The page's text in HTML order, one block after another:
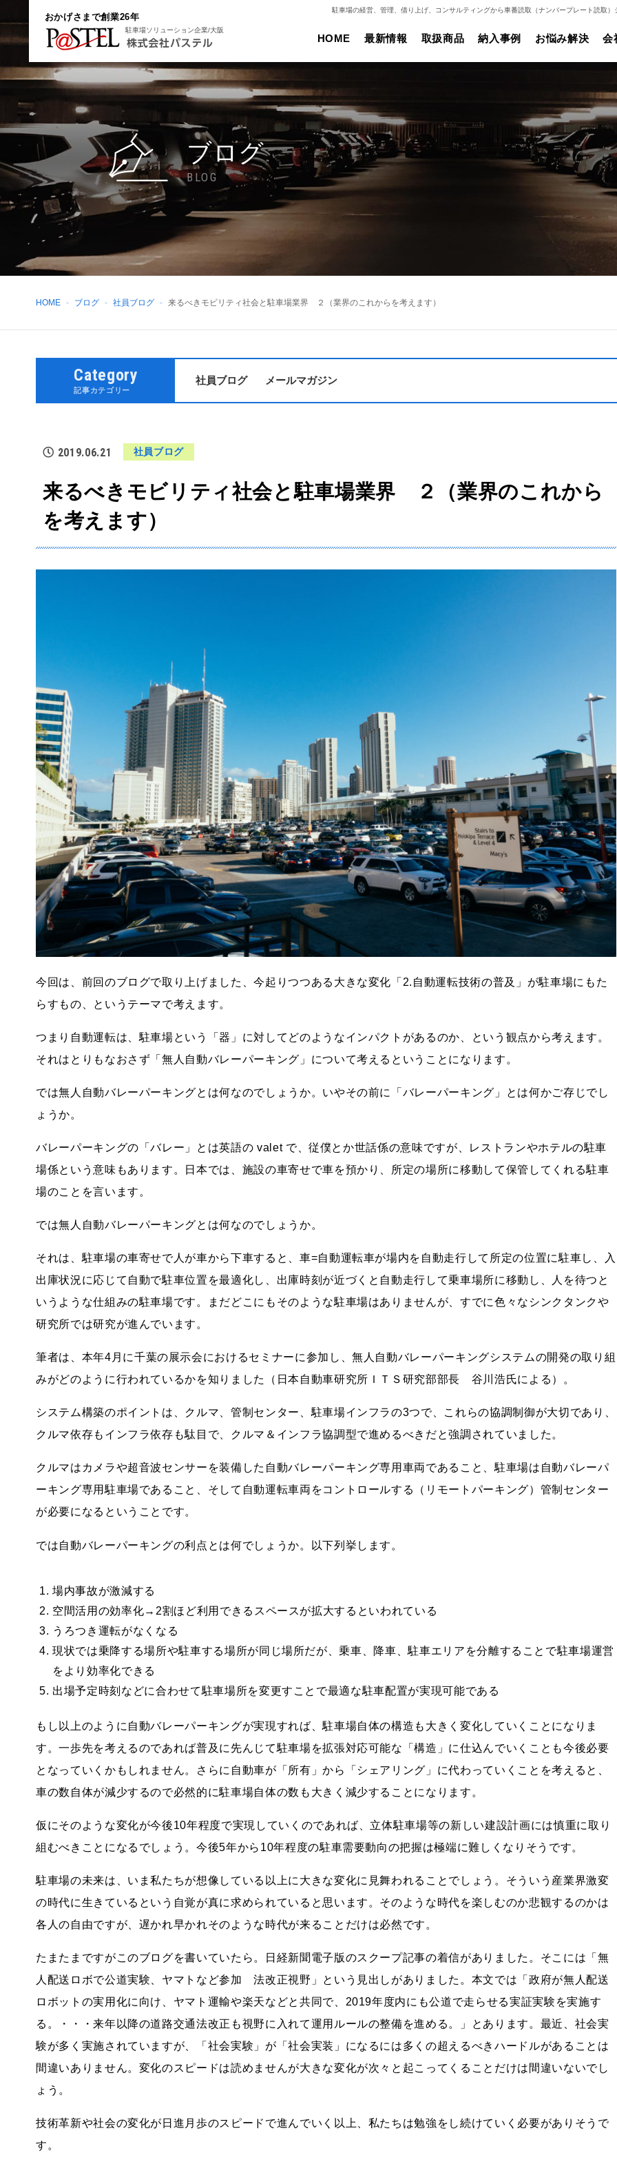
おかげさまで創業26年
駐車場ソリューション企業/大阪
駐車場の経営、管理、借り上げ、コンサルティングから車番読取（ナンバープレート読取
HOME 最新情報 取扱商品 納入事例 お悩み解決 会
ブログ
BLOG
HOME ブログ 社員ブログ 来るべきモビリティ社会と駐車場業界 ２（業界のこれからを考えます）
Category
記事カテゴリー
社員ブログ メールマガジン
2019.06.21 社員ブログ
来るべきモビリティ社会と駐車場業界 ２（業界のこれから
を考えます）
今回は、前回のブログで取り上げました、今起りつつある大きな変化「2.自動運転技術の普及」が駐車場にもた
らすもの、というテーマで考えます。
つまり自動運転は、駐車場という「器」に対してどのようなインパクトがあるのか、という観点から考えます。
それはとりもなおさず「無人自動バレーパーキング」について考えるということになります。
では無人自動バレーパーキングとは何なのでしょうか。いやその前に「バレーパーキング」とは何かご存じでし
ょうか。
バレーパーキングの「バレー」とは英語の valet で、従僕とか世話係の意味ですが、レストランやホテルの駐車
場係という意味もあります。日本では、施設の車寄せで車を預かり、所定の場所に移動して保管してくれる駐車
場のことを言います。
では無人自動バレーパーキングとは何なのでしょうか。
それは、駐車場の車寄せで人が車から下車すると、車=自動運転車が場内を自動走行して所定の位置に駐車し、入
出庫状況に応じて自動で駐車位置を最適化し、出庫時刻が近づくと自動走行して乗車場所に移動し、人を待つと
いうような仕組みの駐車場です。まだどこにもそのような駐車場はありませんが、すでに色々なシンクタンクや
研究所では研究が進んでいます。
筆者は、本年4月に千葉の展示会におけるセミナーに参加し、無人自動バレーパーキングシステムの開発の取り組
みがどのように行われているかを知りました（日本自動車研究所ＩＴＳ研究部部長 谷川浩氏による）。
システム構築のポイントは、クルマ、管制センター、駐車場インフラの3つで、これらの協調制御が大切であり、
クルマ依存もインフラ依存も駄目で、クルマ＆インフラ協調型で進めるべきだと強調されていました。
クルマはカメラや超音波センサーを装備した自動バレーパーキング専用車両であること、駐車場は自動バレーパ
ーキング専用駐車場であること、そして自動運転車両をコントロールする（リモートパーキング）管制センター
が必要になるということです。
では自動バレーパーキングの利点とは何でしょうか。以下列挙します。
場内事故が激減する
空間活用の効率化→2割ほど利用できるスペースが拡大するといわれている
うろつき運転がなくなる
現状では乗降する場所や駐車する場所が同じ場所だが、乗車、降車、駐車エリアを分離することで駐車場運営
をより効率化できる
出場予定時刻などに合わせて駐車場所を変更すことで最適な駐車配置が実現可能である
もし以上のように自動バレーパーキングが実現すれば、駐車場自体の構造も大きく変化していくことになりま
す。一歩先を考えるのであれば普及に先んじて駐車場を拡張対応可能な「構造」に仕込んでいくことも今後必要
となっていくかもしれません。さらに自動車が「所有」から「シェアリング」に代わっていくことを考えると、
車の数自体が減少するので必然的に駐車場自体の数も大きく減少することになります。
仮にそのような変化が今後10年程度で実現していくのであれば、立体駐車場等の新しい建設計画には慎重に取り
組むべきことになるでしょう。今後5年から10年程度の駐車需要動向の把握は極端に難しくなりそうです。
駐車場の未来は、いま私たちが想像している以上に大きな変化に見舞われることでしょう。そういう産業界激変
の時代に生きているという自覚が真に求められていると思います。そのような時代を楽しむのか悲観するのかは
各人の自由ですが、遅かれ早かれそのような時代が来ることだけは必然です。
たまたまですがこのブログを書いていたら。日経新聞電子版のスクープ記事の着信がありました。そこには「無
人配送ロボで公道実験、ヤマトなど参加 法改正視野」という見出しがありました。本文では「政府が無人配送
ロボットの実用化に向け、ヤマト運輸や楽天などと共同で、2019年度内にも公道で走らせる実証実験を実施す
る。・・・来年以降の道路交通法改正も視野に入れて運用ルールの整備を進める。」とあります。最近、社会実
験が多く実施されていますが、「社会実験」が「社会実装」になるには多くの超えるべきハードルがあることは
間違いありません。変化のスピードは読めませんが大きな変化が次々と起こってくることだけは間違いないでし
ょう。
技術革新や社会の変化が日進月歩のスピードで進んでいく以上、私たちは勉強をし続けていく必要がありそうで
す。